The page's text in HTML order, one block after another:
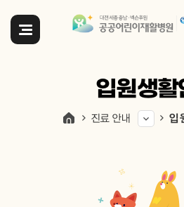
전체메뉴
입원생활
진료 안내 입